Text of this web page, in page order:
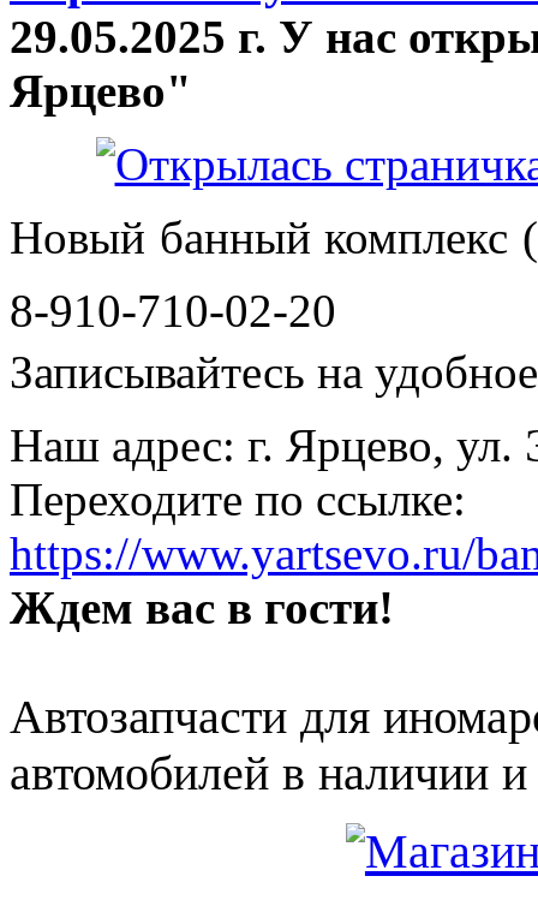
29.05.2025 г. У нас
Ярцево"
Новый банный комплекс
8-910-710-02-20
Записывайтесь на
Наш адрес: г. Ярцево, ул.
Переходите по ссылке:
https://www.yartsevo.ru/
Ждем вас в гости!
Автозапчасти для
автомобилей в наличии и